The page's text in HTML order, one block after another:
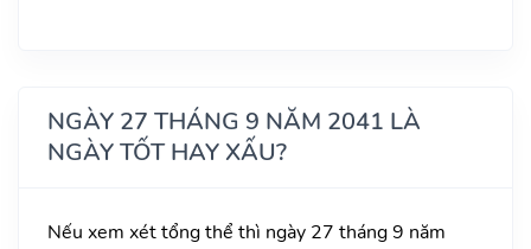
NGÀY 27 THÁNG 9 NĂM 2041 LÀ
NGÀY TỐT HAY XẤU?
Nếu xem xét tổng thể thì ngày 27 tháng 9 năm